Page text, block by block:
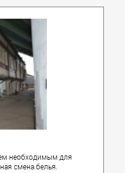
необходимым для
смена белья.